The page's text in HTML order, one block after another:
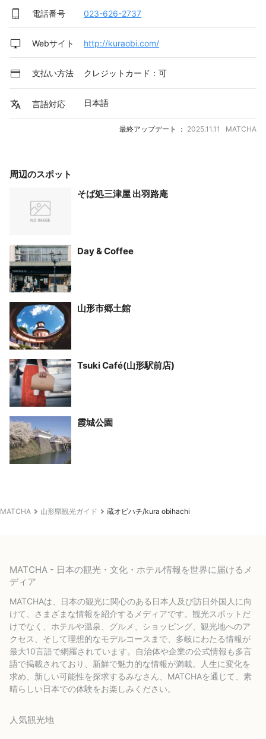
電話番号 023-626-2737
Webサイト http://kuraobi.com/
支払い方法 クレジットカード：可
言語対応 日本語
最終アップデート ： 2025.11.11 MATCHA
周辺のスポット
そば処三津屋 出羽路庵
Day & Coffee
山形市郷土館
Tsuki Café(山形駅前店)
霞城公園
MATCHA 山形県観光ガイド 蔵オビハチ/kura obihachi
MATCHA - 日本の観光・文化・ホテル情報を世界に届けるメ
ディア
MATCHAは、日本の観光に関心のある日本人及び訪日外国人に向
けて、さまざまな情報を紹介するメディアです。観光スポットだ
けでなく、ホテルや温泉、グルメ、ショッピング、観光地へのア
クセス、そして理想的なモデルコースまで、多岐にわたる情報が
最大10言語で網羅されています。自治体や企業の公式情報も多言
語で掲載されており、新鮮で魅力的な情報が満載。人生に変化を
求め、新しい可能性を探求するみなさん、MATCHAを通じて、素
晴らしい日本での体験をお楽しみください。
人気観光地